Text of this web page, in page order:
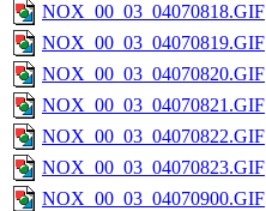
NOX_00_03_04070818.GIF
NOX_00_03_04070819.GIF
NOX_00_03_04070820.GIF
NOX_00_03_04070821.GIF
NOX_00_03_04070822.GIF
NOX_00_03_04070823.GIF
NOX_00_03_04070900.GIF